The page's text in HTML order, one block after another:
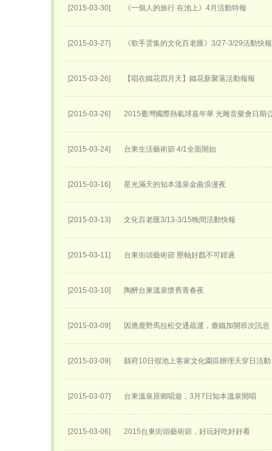
[2015-03-30] 《一個人的旅行 在池上》4月活動特報
[2015-03-27] 《歌手雲集的文化百老匯》3/27-3/29活動快報
[2015-03-26] 【唱在鐵花四月天】鐵花新聚落活動報報
[2015-03-26] 2015臺灣國際熱氣球嘉年華 光雕音樂會日期
[2015-03-24] 台東生活藝術節 4/1全面開始
[2015-03-16] 星光滿天的知本溫泉金曲浪漫夜
[2015-03-13] 文化百老匯3/13-3/15晚間活動快報
[2015-03-11] 台東街頭藝術節 壓軸好戲不可錯過
[2015-03-10] 陶醉台東溫泉懷舊青春夜
[2015-03-09] 因應鹿野馬拉松交通疏運，臺鐵加開班次訊息
[2015-03-09] 縣府10日假池上客家文化園區辦理天穿日活動
[2015-03-07] 台東溫泉原鄉唱遊，3月7日知本溫泉開唱
[2015-03-06] 2015台東街頭藝術節，好玩好吃好好看